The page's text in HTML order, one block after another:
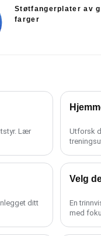
Støtfangerplater av
farger
Lær
Utforsk
ditt
Velg
En
med